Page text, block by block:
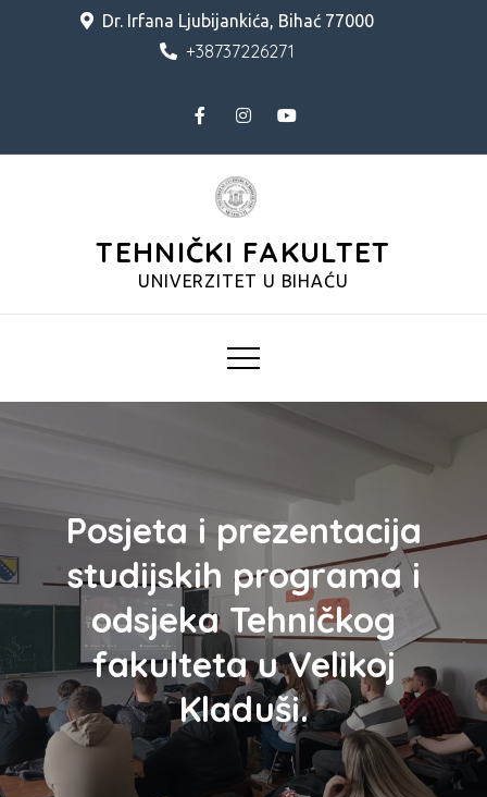
Dr. Irfana Ljubijankića, Bihać 77000
+38737226271
TEHNIČKI FAKULTET
UNIVERZITET U BIHAĆU
Posjeta i prezentacija
studijskih programa i
odsjeka Tehničkog
fakulteta u Velikoj
Kladuši.